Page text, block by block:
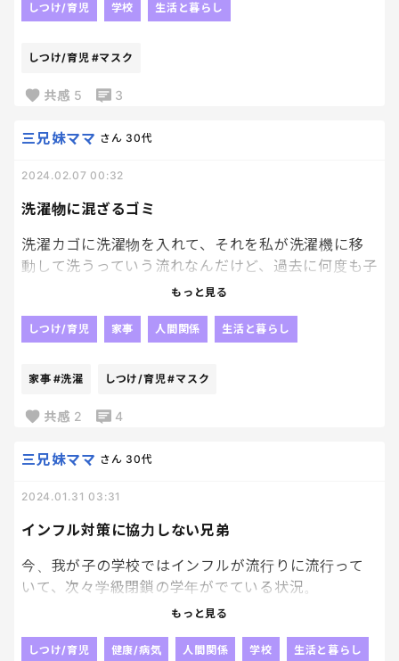
じ不潔、、と我が子なのに引いてしまいました。笑
男子ってそーゆーもの？？🥹🥹🥹
しつけ/育児 学校 生活と暮らし
しつけ/育児 #マスク
共感 5 3
洗濯物に混ざるゴミ
三兄妹ママ さん 30代
2024.02.07 00:32
洗濯カゴに洗濯物を入れて、それを私が洗濯機に移
動して洗うっていう流れなんだけど、過去に何度も子
供達のズボンから砂、石、ティッシュ、メモ帳など
最近はしっかり私がポケットなど確認してるんです
私も人間なので、、😇
ほんっとイラついた！！💢
てかね、何度も各自ポケットに何も入ってないの確
認してね！！っていってんのにやらないからこーなる
もーー朝からイライラするわーー
もっと見る
しつけ/育児 家事 人間関係 生活と暮らし
家事 #洗濯 しつけ/育児#マスク
共感 2 4
インフル対策に協力しない兄弟
三兄妹ママ さん 30代
2024.01.31 03:31
今、我が子の学校ではインフルが流行りに流行って
いて、次々学級閉鎖の学年がでている状況。
恐れがあるし、隔離期間中がもうほんっとにストレ
もっと見る
しつけ/育児 健康/病気 人間関係 学校 生活と暮らし